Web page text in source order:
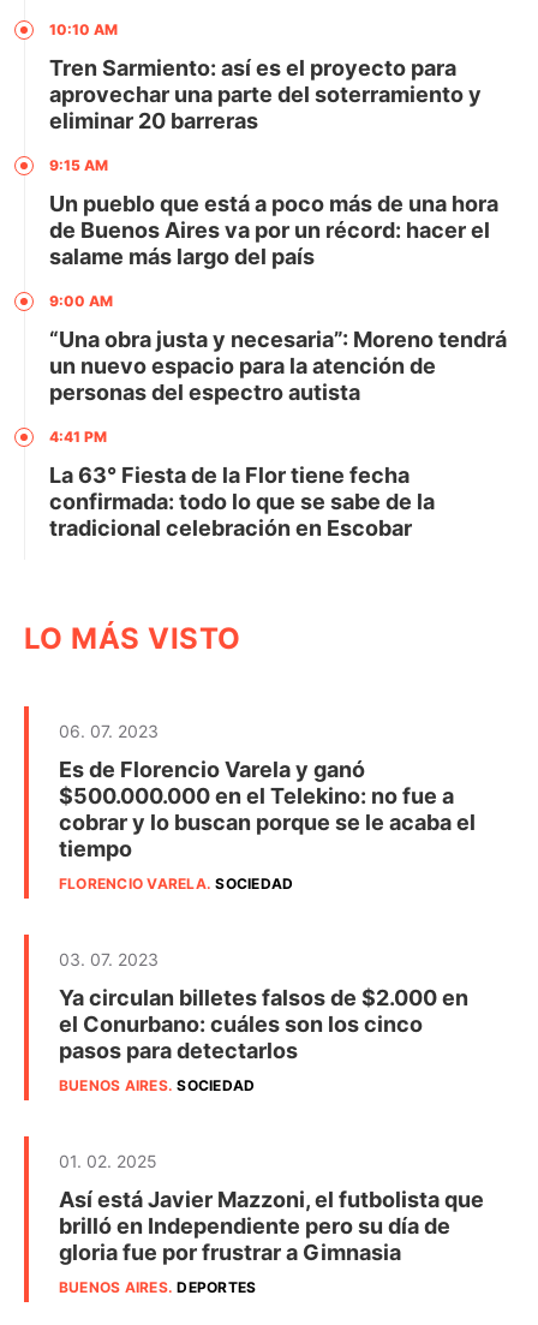
10:10 AM
Tren Sarmiento: así es el proyecto para
aprovechar una parte del soterramiento y
eliminar 20 barreras
9:15 AM
Un pueblo que está a poco más de una hora
de Buenos Aires va por un récord: hacer el
salame más largo del país
9:00 AM
“Una obra justa y necesaria”: Moreno tendrá
un nuevo espacio para la atención de
personas del espectro autista
4:41 PM
La 63° Fiesta de la Flor tiene fecha
confirmada: todo lo que se sabe de la
tradicional celebración en Escobar
LO MÁS VISTO
06. 07. 2023
Es de Florencio Varela y ganó
$500.000.000 en el Telekino: no fue a
cobrar y lo buscan porque se le acaba el
tiempo
FLORENCIO VARELA.SOCIEDAD
03. 07. 2023
Ya circulan billetes falsos de $2.000 en
el Conurbano: cuáles son los cinco
pasos para detectarlos
BUENOS AIRES.SOCIEDAD
01. 02. 2025
Así está Javier Mazzoni, el futbolista que
brilló en Independiente pero su día de
gloria fue por frustrar a Gimnasia
BUENOS AIRES.DEPORTES